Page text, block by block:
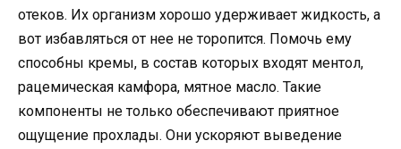
отеков. Их организм хорошо удерживает жидкость, а
вот избавляться от нее не торопится. Помочь ему
способны кремы, в состав которых входят ментол,
рацемическая камфора, мятное масло. Такие
компоненты не только обеспечивают приятное
ощущение прохлады. Они ускоряют выведение